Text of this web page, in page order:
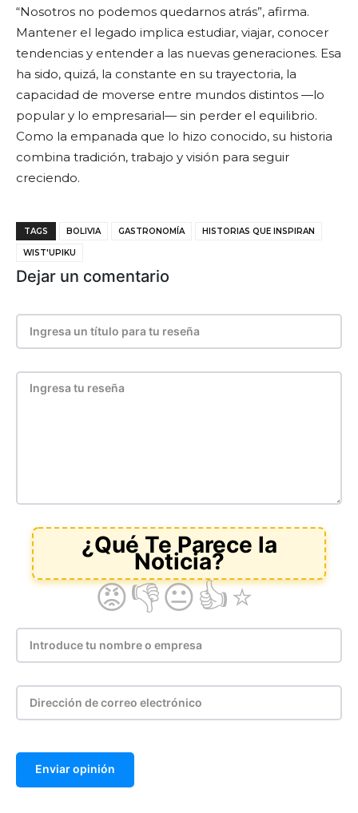
“Nosotros no podemos quedarnos atrás”, afirma.
Mantener el legado implica estudiar, viajar, conocer
tendencias y entender a las nuevas generaciones. Esa
ha sido, quizá, la constante en su trayectoria, la
capacidad de moverse entre mundos distintos —lo
popular y lo empresarial— sin perder el equilibrio.
Como la empanada que lo hizo conocido, su historia
combina tradición, trabajo y visión para seguir
creciendo.
TAGS BOLIVIA GASTRONOMÍA HISTORIAS QUE INSPIRAN
WIST'UPIKU
Dejar un comentario
Enviar opinión